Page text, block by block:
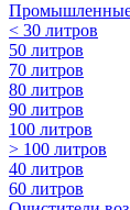
< 30 литров
50 литров
70 литров
80 литров
90 литров
100 литров
> 100 литров
40 литров
60 литров